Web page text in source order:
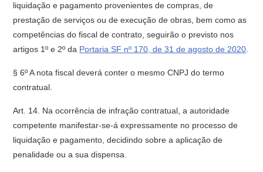
liquidação e pagamento provenientes de compras, de
prestação de serviços ou de execução de obras, bem como as
competências do fiscal de contrato, seguirão o previsto nos
artigos 1º e 2º da Portaria SF nº 170, de 31 de agosto de 2020
§ 6º A nota fiscal deverá conter o mesmo CNPJ do termo
contratual.
Art. 14. Na ocorrência de infração contratual, a autoridade
competente manifestar-se-á expressamente no processo de
liquidação e pagamento, decidindo sobre a aplicação de
penalidade ou a sua dispensa.